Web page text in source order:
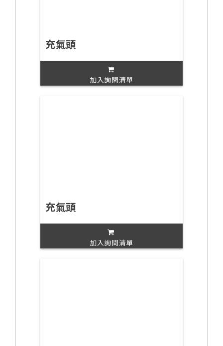
充氣頭
加入詢問清單
充氣頭
加入詢問清單